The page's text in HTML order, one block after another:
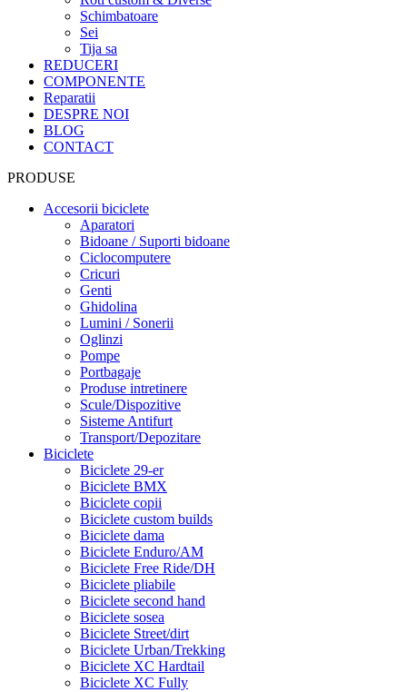
Schimbatoare
Sei
Tija sa
REDUCERI
COMPONENTE
Reparatii
DESPRE NOI
BLOG
CONTACT
PRODUSE
Accesorii biciclete
Aparatori
Bidoane / Suporti bidoane
Ciclocomputere
Cricuri
Genti
Ghidolina
Lumini / Sonerii
Oglinzi
Pompe
Portbagaje
Produse intretinere
Scule/Dispozitive
Sisteme Antifurt
Transport/Depozitare
Biciclete
Biciclete 29-er
Biciclete BMX
Biciclete copii
Biciclete custom builds
Biciclete dama
Biciclete Enduro/AM
Biciclete Free Ride/DH
Biciclete pliabile
Biciclete second hand
Biciclete sosea
Biciclete Street/dirt
Biciclete Urban/Trekking
Biciclete XC Hardtail
Biciclete XC Fully